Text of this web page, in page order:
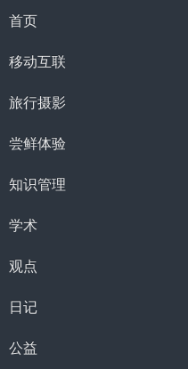
首页
移动互联
旅行摄影
尝鲜体验
知识管理
学术
观点
日记
公益